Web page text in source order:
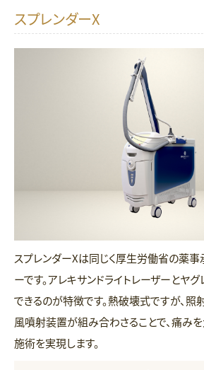
スプレンダーX
スプレンダーXは同じく厚生労働省の薬
ーです。アレキサンドライトレーザーとヤ
できるのが特徴です。熱破壊式ですが、
風噴射装置が組み合わさることで、痛み
施術を実現します。